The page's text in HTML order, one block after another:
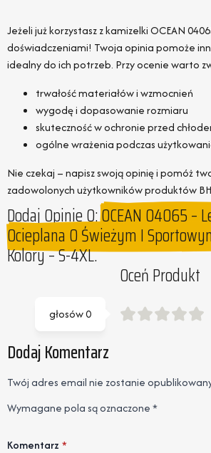
Jeżeli już korzystasz z kamizelki OCEAN
doświadczeniami! Twoja opinia pomoże
idealny do ich potrzeb. Przy ocenie warto
trwałość materiałów i wzmocnień
wygodę i dopasowanie rozmiaru
skuteczność w ochronie przed
ogólne wrażenia podczas
Nie czekaj – napisz swoją opinię i pomóż
zadowolonych użytkowników produktów
Dodaj Opinie O:OCEAN 04065 –
Ocieplana O Świeżym I
Kolory – S-4XL.
Oceń Produkt
głosów0
Dodaj Komentarz
Twój adres email nie zostanie
Wymagane pola są oznaczone*
Komentarz *